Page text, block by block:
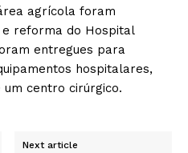
agrícola foram
reforma do Hospital
entregues para
hospitalares,
um centro cirúrgico.
Next article